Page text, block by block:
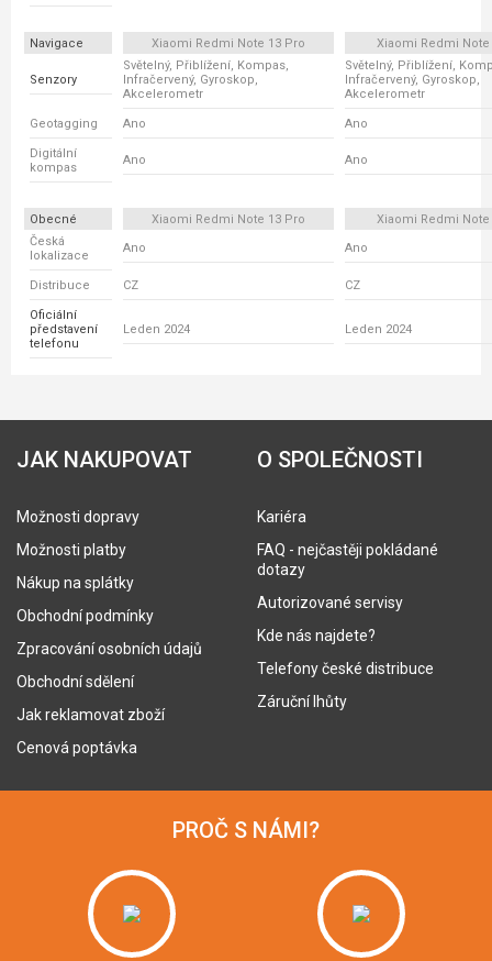
Navigace Xiaomi Redmi Note 13 Pro Xiaomi Redmi Note
Senzory
Světelný, Přiblížení, Kompas,
Infračervený, Gyroskop,
Akcelerometr
Světelný, Přiblížení,
Infračervený, Gyroskop,
Akcelerometr
Geotagging Ano Ano
Digitální
kompas
Ano Ano
Obecné Xiaomi Redmi Note 13 Pro
Xiaomi Redmi Note
Česká
lokalizace
Ano Ano
Distribuce CZ CZ
Oficiální
představení
telefonu
Leden 2024 Leden 2024
JAK NAKUPOVAT
Možnosti dopravy
Možnosti platby
Nákup na splátky
Obchodní podmínky
Zpracování osobních údajů
Obchodní sdělení
Jak reklamovat zboží
Cenová poptávka
O SPOLEČNOSTI
Kariéra
FAQ - nejčastěji pokládané
dotazy
Autorizované servisy
Kde nás najdete?
Telefony české distribuce
Záruční lhůty
PROČ S NÁMI?